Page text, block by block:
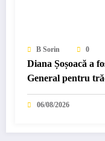
B Sorin 0
Diana Șoșoacă a
General pentru
subordonată
06/08/2026